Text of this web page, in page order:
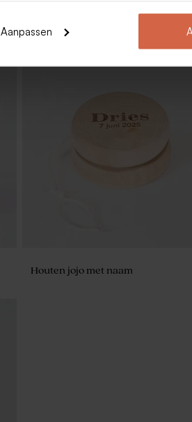
Aanpassen
Vlaggenlijn met foto's en
Houten jojo met naam